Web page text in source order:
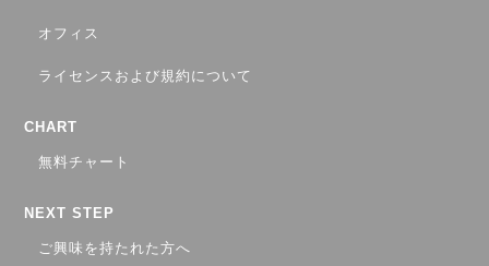
オフィス
ライセンスおよび規約について
CHART
無料チャート
NEXT STEP
ご興味を持たれた方へ